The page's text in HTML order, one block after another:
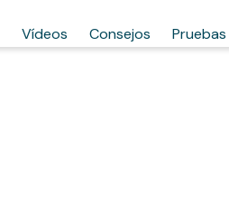
Vídeos Consejos Pruebas